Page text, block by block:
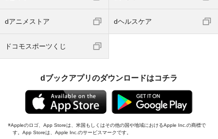
dアニメストア dヘルスケア
ドコモスポーツくじ
dブックアプリのダウンロードはコチラ
Appleのロゴ、App Storeは、米国もしくはその他の国や地域におけるApple Inc.の商標で
す。App Storeは、Apple Inc.のサービスマークです。